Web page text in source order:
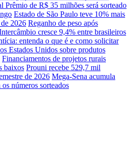
Prêmio de R$ 35 milhões será sorteado
Estado de São Paulo teve 10% mais
2026 Reganho de peso após
cresce 9,4% entre brasileiros
entenda o que é e como solicitar
Estados Unidos sobre produtos
Financiamentos de projetos rurais
baixos Prouni recebe 529,7 mil
de 2026 Mega-Sena acumula
números sorteados